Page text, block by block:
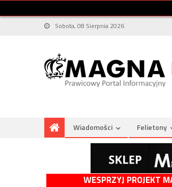
Sobota, 08 Sierpnia 2026
Wiadomości Felietony
WESPRZYJ PROJEKT